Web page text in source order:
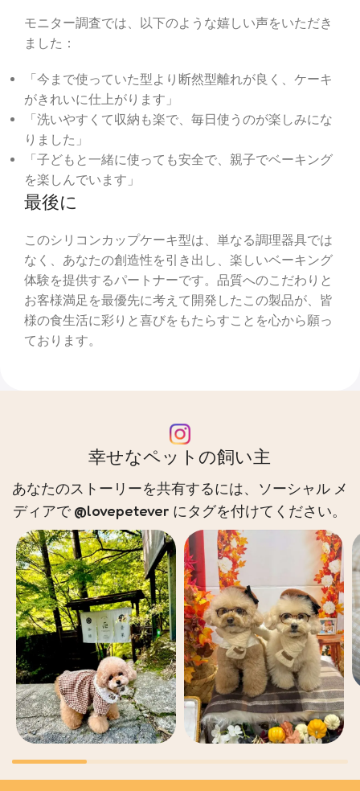
モニター調査では、以下のような嬉しい声をいただき
ました：
「今まで使っていた型より断然型離れが良く、ケーキ
がきれいに仕上がります」
「洗いやすくて収納も楽で、毎日使うのが楽しみにな
りました」
「子どもと一緒に使っても安全で、親子でベーキング
を楽しんでいます」
最後に
このシリコンカップケーキ型は、単なる調理器具では
なく、あなたの創造性を引き出し、楽しいベーキング
体験を提供するパートナーです。品質へのこだわりと
お客様満足を最優先に考えて開発したこの製品が、皆
様の食生活に彩りと喜びをもたらすことを心から願っ
ております。
幸せなペットの飼い主
あなたのストーリーを共有するには、ソーシャル メ
ディアで @lovepetever にタグを付けてください。